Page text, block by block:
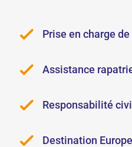
Prise en charge
Assistance
Responsabilité
Destination